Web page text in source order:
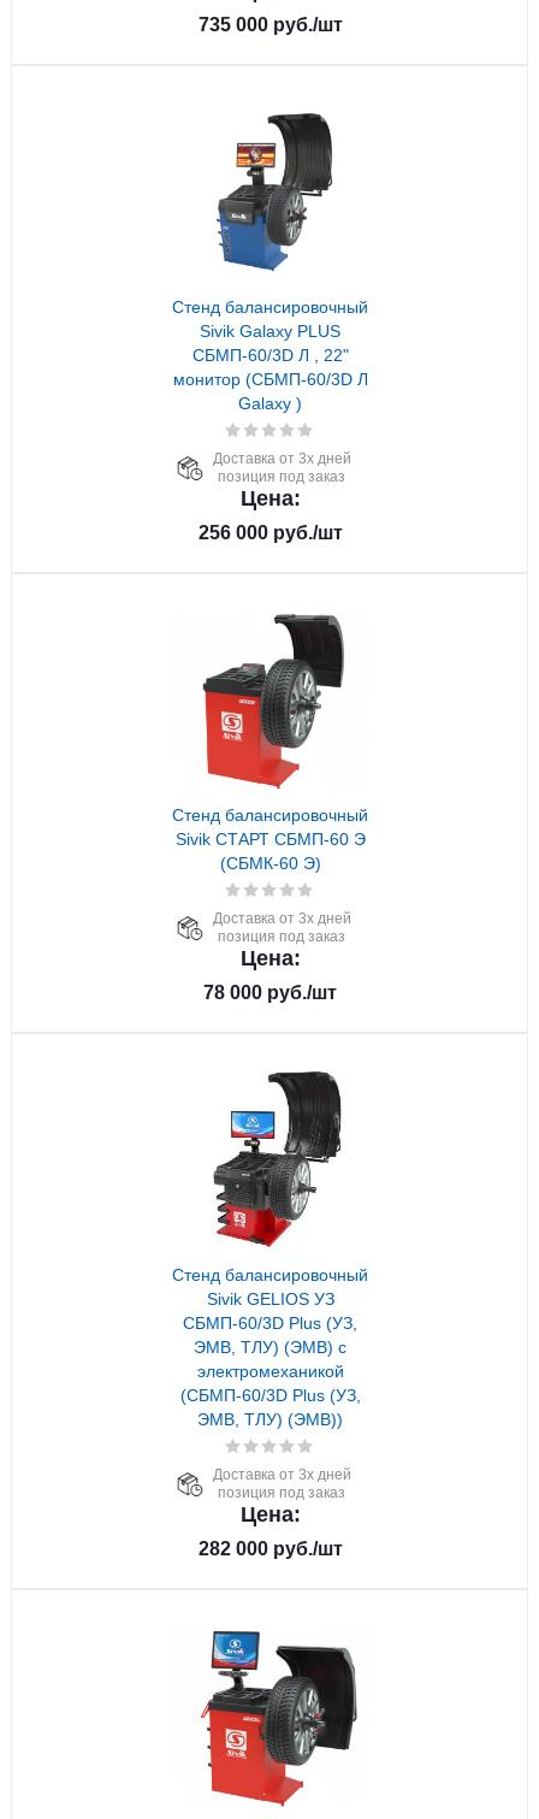
735 000руб./шт
Стенд балансировочный
Sivik Galaxy PLUS
СБМП-60/3D Л , 22"
монитор (СБМП-60/3D Л
Galaxy )
Доставка от 3х дней
позиция под заказ
Цена:
256 000руб./шт
Стенд балансировочный
Sivik СТАРТ СБМП-60 Э
(СБМК-60 Э)
Доставка от 3х дней
позиция под заказ
Цена:
78 000 руб./шт
Стенд балансировочный
Sivik GELIOS УЗ
СБМП-60/3D Plus (УЗ,
ЭМВ, ТЛУ) (ЭМВ) с
электромеханикой
(СБМП-60/3D Plus (УЗ,
ЭМВ, ТЛУ) (ЭМВ))
Доставка от 3х дней
позиция под заказ
Цена:
282 000руб./шт